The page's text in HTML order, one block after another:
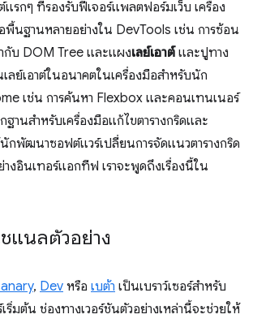
แรกๆ ที่รองรับฟีเจอร์แพลตฟอร์มเว็บ เครื่อง
พื้นฐานหลายอย่างใน DevTools เช่น การซ้อน
กับ DOM Tree และแผงเลย์เอาต์และปูทาง
ลย์เอาต์ในอนาคตในเครื่องมือสำหรับนัก
เช่น การค้นหา Flexbox และคอนเทนเนอร์
านสําหรับเครื่องมือแก้ไขตารางกริดและ
กพัฒนาซอฟต์แวร์เปลี่ยนการจัดแนวตารางกริด
งอินเทอร์แอกทีฟ เราจะพูดถึงเรื่องนี้ใน
แนลตัวอย่าง
, Dev หรือ เบต้า เป็นเบราว์เซอร์สำหรับ
มต้น ช่องทางเวอร์ชันตัวอย่างเหล่านี้จะช่วยให้